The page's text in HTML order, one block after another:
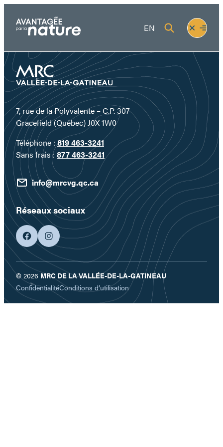
contenu
EN
Fermer
le
menu
Ouvrir
le
7, rue de la Polyvalente – C.P. 307
Gracefield (Québec) J0X 1W0
Téléphone :819 463-3241
Sans frais : 877 463-3241
info@mrcvg.qc.ca
Réseaux sociaux
facebookgoogleplus
© 2026 MRC DE LA VALLÉE-DE-LA-GATINEAU
ConfidentialitéConditions d’utilisation